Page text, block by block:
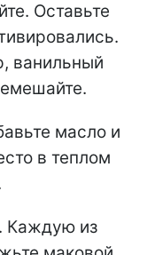
Оставьте
ванильный
масло и
в теплом
Каждую из